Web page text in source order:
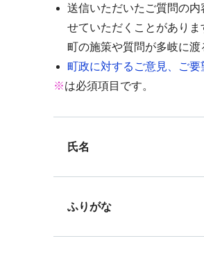
送信いただいたご質問の
せていただくことがありま
町の施策や質問が多岐に
町政に対するご意見、ご要
※は必須項目です。
氏名
ふりがな